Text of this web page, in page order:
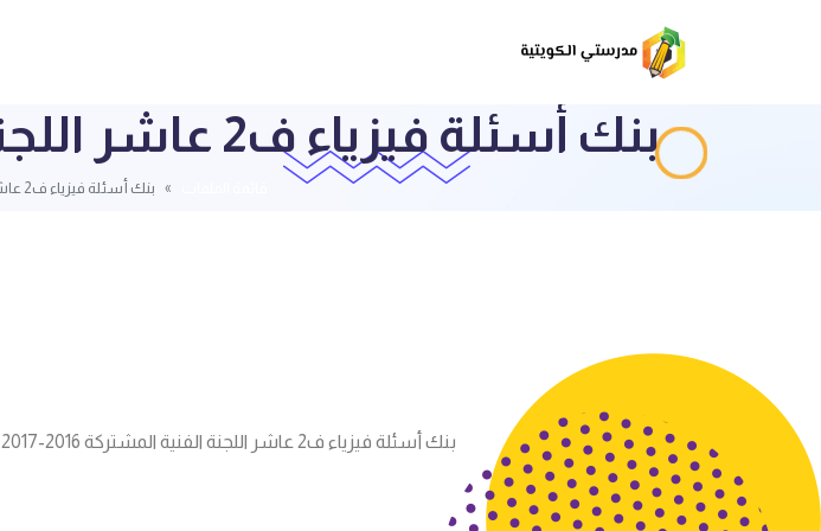
بنك أسئلة فيزياء ف2 عاشر اللجنة الفنية المشتركة 2016-2017
بنك أسئلة فيزياء ف2 عاشر اللجنة الفنية المشتركة 2016-2017
بنك أسئلة فيزياء ف2 عاشر اللجنة الفنية المشتركة 2016-2017